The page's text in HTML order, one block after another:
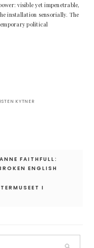
visible yet impenetrable,
installation sensorially. The
political
KYTNER
FAITHFULL:
ENGLISH
I